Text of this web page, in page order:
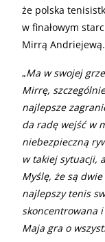
że polska
w finałowym
Mirrą Andriejewą.
„Ma w swojej
Mirrę,
najlepsze
da radę wejść w
niebezpieczną
w takiej sytuacji,
Myślę, że są
najlepszy tenis
skoncentrowana
Maja gra o